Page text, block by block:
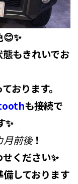
😊✨
もきれいでお
おります。
も接続で
✨
月前後！
ください✨
しております